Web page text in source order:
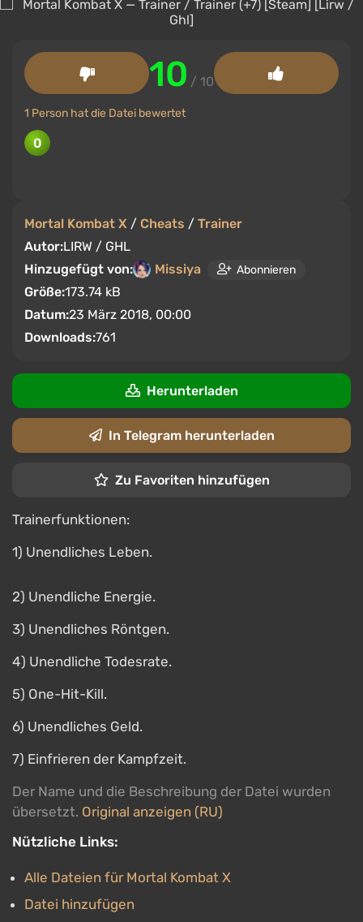
Mortal Kombat X / Cheats / Trainer
Autor:LIRW / GHL
Hinzugefügt von:
Missiya Abonnieren
Größe:173.74 kB
Datum:23 März 2018, 00:00
Downloads:761
10 / 10
1 Person hat die Datei bewertet
Herunterladen
In Telegram herunterladen
Zu Favoriten hinzufügen
Trainerfunktionen:
1) Unendliches Leben.
2) Unendliche Energie.
3) Unendliches Röntgen.
4) Unendliche Todesrate.
5) One-Hit-Kill.
6) Unendliches Geld.
7) Einfrieren der Kampfzeit.
Der Name und die Beschreibung der Datei wurden
übersetzt. Original anzeigen (RU)
Nützliche Links:
Alle Dateien für Mortal Kombat X
Datei hinzufügen